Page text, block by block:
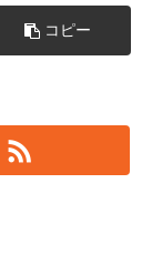
コピー